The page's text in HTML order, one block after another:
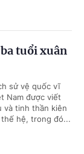
tuổi xuân
sử vệ quốc vĩ
Nam được viết
và tinh thần kiên
hệ, trong đó...